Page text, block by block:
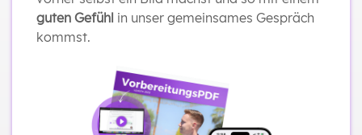
guten Gefühl in unser gemeinsames Gespräch
kommst.